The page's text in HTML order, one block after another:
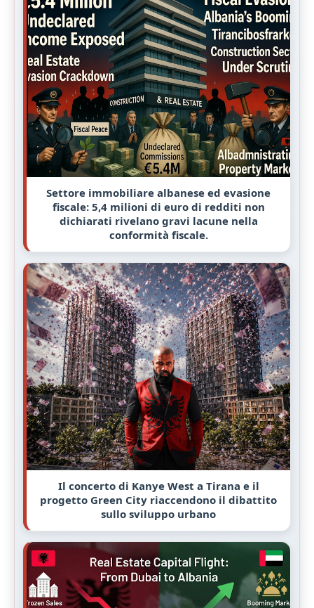
Settore immobiliare albanese ed evasione
fiscale: 5,4 milioni di euro di redditi non
dichiarati rivelano gravi lacune nella
conformità fiscale.
Il concerto di Kanye West a Tirana e il
progetto Green City riaccendono il dibattito
sullo sviluppo urbano